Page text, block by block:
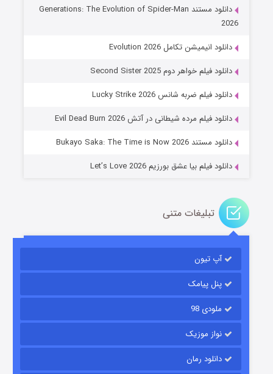
جادوگری در مغولستان
باب اسفنجی فصل ۱۷
قسمت۶ (زیرنویس) منتشر شد
دانلود مستند Generations: The Evolution of Spider-Man
2026
دانلود انیمیشن تکامل Evolution 2026
دانلود فیلم خواهر دوم Second Sister 2025
دانلود فیلم ضربه شانس Lucky Strike 2026
دانلود فیلم مرده شیطانی در آتش Evil Dead Burn 2026
دانلود مستند Bukayo Saka: The Time is Now 2026
دانلود فیلم بیا عشق بورزیم Let’s Love 2026
تبلیغات متنی
آپ تیون
پنل پیامک
ملودی 98
نواز موزیک
دانلود رمان